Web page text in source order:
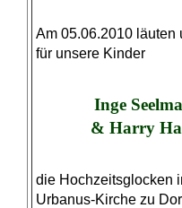
Am 05.06.2010 läuten
für unsere Kinder
Inge
& Harry
die Hochzeitsglocken
Urbanus-Kirche zu